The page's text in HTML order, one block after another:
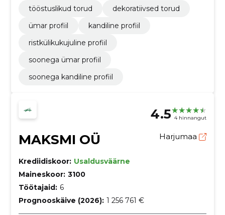
tööstuslikud torud
dekoratiivsed torud
ümar profiil
kandiline profiil
ristkülikukujuline profiil
soonega ümar profiil
soonega kandiline profiil
4.5 4 hinnangut
MAKSMI OÜ Harjumaa
Krediidiskoor: Usaldusväärne
Maineskoor: 3100
Töötajaid: 6
Prognooskäive (2026): 1 256 761 €